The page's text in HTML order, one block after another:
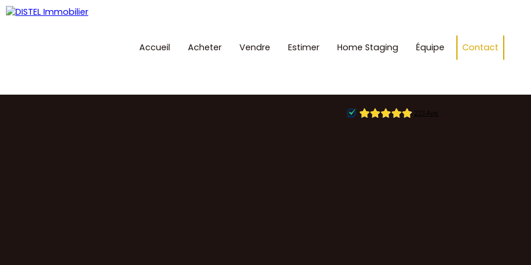
Accueil Acheter Vendre Estimer Home Staging Équipe Contact